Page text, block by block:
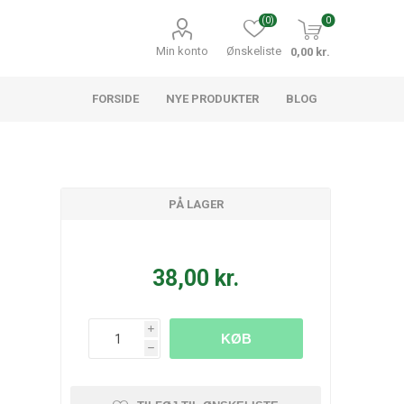
Min konto Ønskeliste
(0) 0
0,00 kr.
FORSIDE NYE PRODUKTER BLOG
PÅ LAGER
38,00 kr.
i
h
KØB